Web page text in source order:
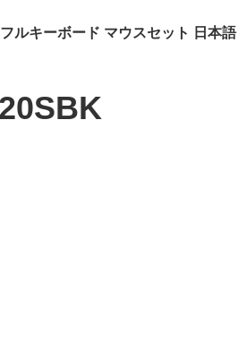
ルキーボード マウスセット 日本語